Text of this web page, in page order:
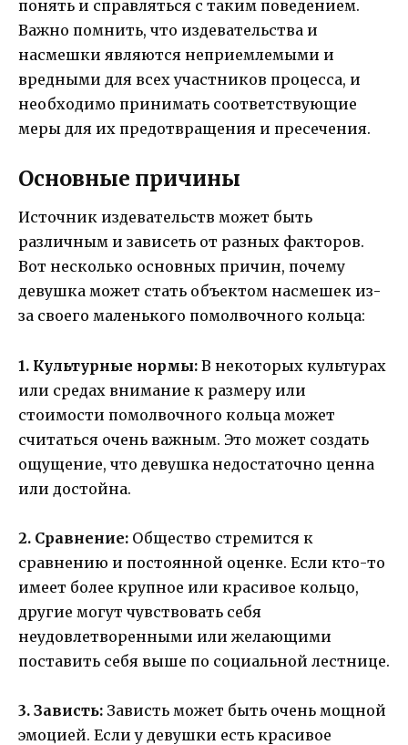
понять и справляться с таким поведением.
Важно помнить, что издевательства и
насмешки являются неприемлемыми и
вредными для всех участников процесса, и
необходимо принимать соответствующие
меры для их предотвращения и пресечения.
Основные причины
Источник издевательств может быть
различным и зависеть от разных факторов.
Вот несколько основных причин, почему
девушка может стать объектом насмешек из-
за своего маленького помолвочного кольца:
1. Культурные нормы: В некоторых культурах
или средах внимание к размеру или
стоимости помолвочного кольца может
считаться очень важным. Это может создать
ощущение, что девушка недостаточно ценна
или достойна.
2. Сравнение: Общество стремится к
сравнению и постоянной оценке. Если кто-то
имеет более крупное или красивое кольцо,
другие могут чувствовать себя
неудовлетворенными или желающими
поставить себя выше по социальной лестнице.
3. Зависть: Зависть может быть очень мощной
эмоцией. Если у девушки есть красивое